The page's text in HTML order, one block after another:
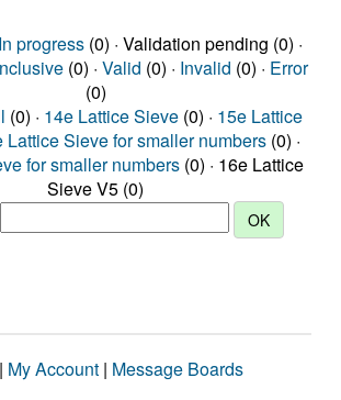
In progress(0) · Validation pending (0) ·
(0) · Valid (0) · Invalid (0) · Error
(0)
(0) · 14e Lattice Sieve (0) · 15e Lattice
Lattice Sieve for smaller numbers (0) ·
for smaller numbers (0) · 16e Lattice
Sieve V5 (0)
| My Account | Message Boards